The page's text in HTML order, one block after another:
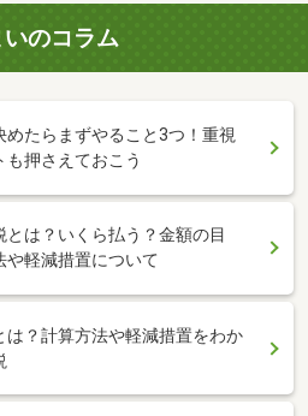
のコラム
めたらまずやること3つ！重視
も押さえておこう
とは？いくら払う？金額の目
や軽減措置について
は？計算方法や軽減措置をわか